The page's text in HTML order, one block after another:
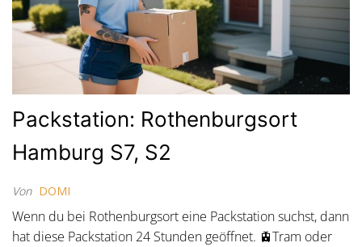
Packstation: Rothenburgsort
Hamburg S7, S2
Von DOMI
Wenn du bei Rothenburgsort eine Packstation suchst, dann
hat diese Packstation 24 Stunden geöffnet. 🚊Tram oder